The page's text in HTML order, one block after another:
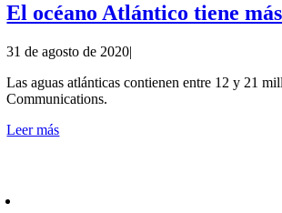
El océano Atlántico tiene
31 de agosto de 2020|
Las aguas atlánticas contienen entre 12 y 21
Communications.
Leer más